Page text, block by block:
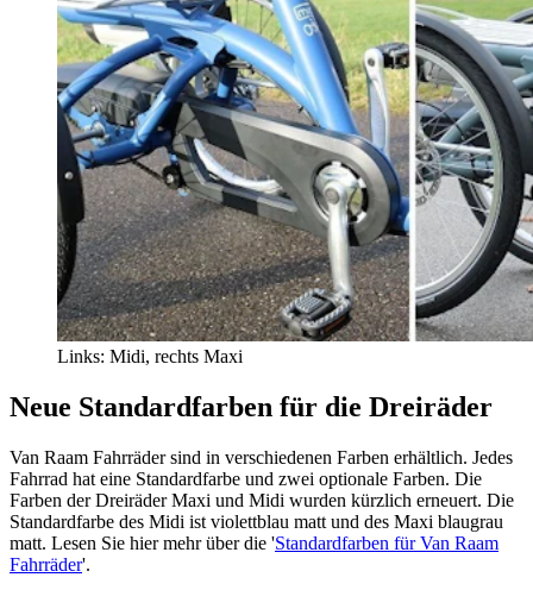
Links: Midi, rechts Maxi
Neue Standardfarben für die Dreiräder
Van Raam Fahrräder sind in verschiedenen Farben erhältlich. Jedes
Fahrrad hat eine Standardfarbe und zwei optionale Farben. Die
Farben der Dreiräder Maxi und Midi wurden kürzlich erneuert. Die
Standardfarbe des Midi ist violettblau matt und des Maxi blaugrau
matt. Lesen Sie hier mehr über die 'Standardfarben für Van Raam
Fahrräder'.